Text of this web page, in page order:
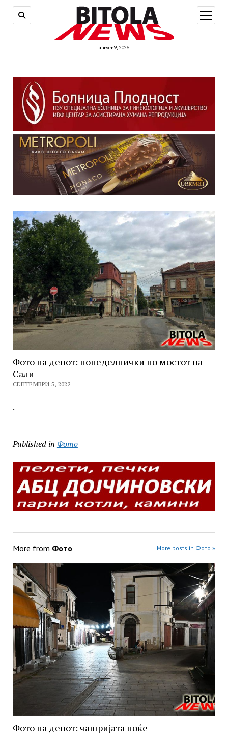
август 9, 2026
open
menu
Фото на денот: понеделнички по мостот на
Сали
СЕПТЕМВРИ 5, 2022
.
Published in Фото
More from Фото More posts in Фото »
Фото на денот: чашријата ноќе